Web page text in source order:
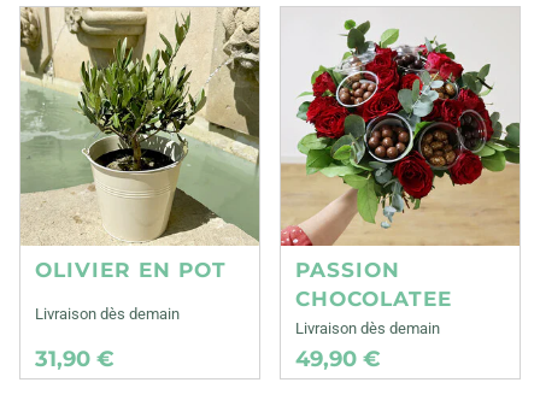
OLIVIER EN POT
Livraison dès demain
31,90 €
PASSION
CHOCOLATEE
Livraison dès demain
49,90 €